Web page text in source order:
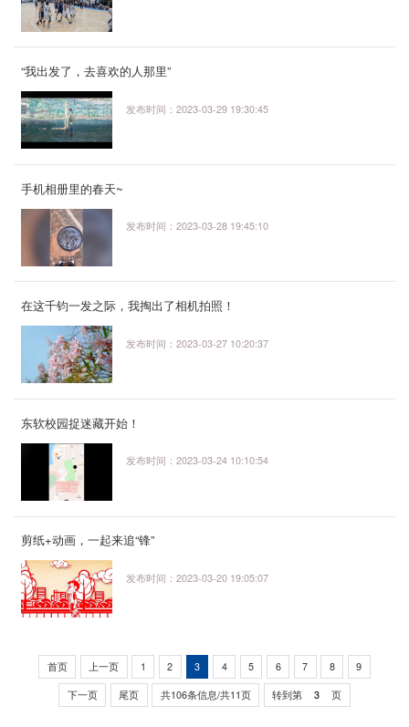
“我出发了，去喜欢的人那里”
发布时间：2023-03-29 19:30:45
手机相册里的春天~
发布时间：2023-03-28 19:45:10
在这千钧一发之际，我掏出了相机拍照！
发布时间：2023-03-27 10:20:37
东软校园捉迷藏开始！
发布时间：2023-03-24 10:10:54
剪纸+动画，一起来追“锋”
发布时间：2023-03-20 19:05:07
首页 上一页 1 2 3 4 5 6 7 8 9
下一页 尾页 共106条信息/共11页 转到第 页